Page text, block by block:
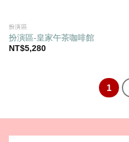
扮演區
扮演區-皇家午茶咖啡館
NT$5,280
1